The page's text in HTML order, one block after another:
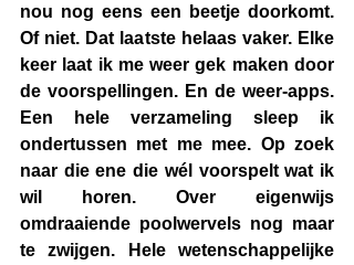
nou nog eens een beetje doorkomt.
Of niet. Dat laatste helaas vaker. Elke
keer laat ik me weer gek maken door
de voorspellingen. En de weer-apps.
Een hele verzameling sleep ik
ondertussen met me mee. Op zoek
naar die ene die wél voorspelt wat ik
wil horen. Over eigenwijs
omdraaiende poolwervels nog maar
te zwijgen. Hele wetenschappelijke